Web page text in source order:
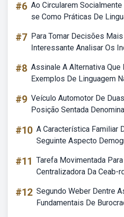
#6 Ao Circularem
se Como Práticas De
#7 Para Tomar Decisões
Interessante Analisar Os
#8 Assinale A Alternativa Que
Exemplos De Linguagem
#9 Veículo Automotor De
Posição Sentada
#10 A Característica Familiar
Seguinte Aspecto
#11 Tarefa Movimentada
Centralizadora Da Ceab-
#12 Segundo Weber Dentre
Fundamentais De